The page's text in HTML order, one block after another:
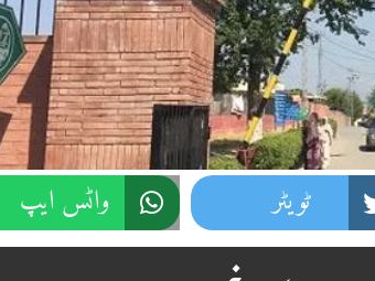
ٹویٹر واٹس ایپ